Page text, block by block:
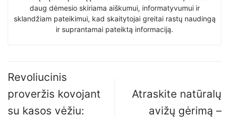
daug dėmesio skiriama aiškumui, informatyvumui ir
sklandžiam pateikimui, kad skaitytojai greitai rastų naudingą
ir suprantamai pateiktą informaciją.
Revoliucinis
proveržis kovojant
su kasos vėžiu:
Atraskite natūralų
avižų gėrimą –